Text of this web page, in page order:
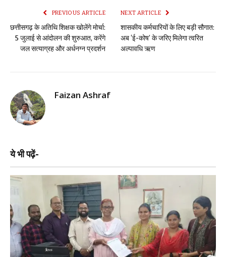
PREVIOUS ARTICLE
छत्तीसगढ़ के अतिथि शिक्षक खोलेंगे मोर्चा:
5 जुलाई से आंदोलन की शुरुआत, करेंगे
जल सत्याग्रह और अर्धनग्न प्रदर्शन
NEXT ARTICLE
शासकीय कर्मचारियों के लिए बड़ी सौगात:
अब ‘ई-कोष’ के जरिए मिलेगा त्वरित
अल्पावधि ऋण
Faizan Ashraf
ये भी पढ़ें-